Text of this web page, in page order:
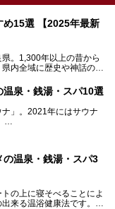
め15選 【2025年最新
。1,300年以上の昔から
内全域に歴史や神話の舞
に感じられる地域です。
利な街中にある施設か
エティ豊か。ここでは、
介します。
泉・銭湯・スパ10選
」。2021年にはサウナ
ウトドアフィンランド式
ュしませんか？
温泉・銭湯・スパ3
の上に寝そべることによ
来る温浴健康法です。じ